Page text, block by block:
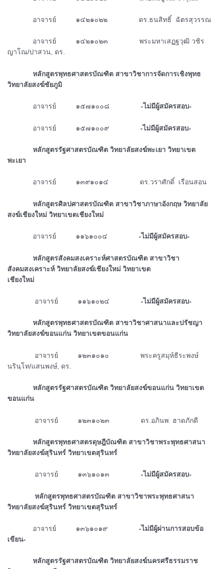
ᅠᅠᅠᅠอาจารย์ ๑๔๒๑๐๒๒ ดร.ธนสิทธิ์ ฉัตรสุวรรณ
ᅠᅠᅠᅠอาจารย์ ๑๔๒๑๐๒๓ พระมหาเสฏฐวุฒิ วชิร
ญาโณ/ปาสวน, ดร.
ᅠᅠᅠᅠหลักสูตรพุทธศาสตรบัณฑิต สาขาวิชาการจัดการเชิงพุทธ
วิทยาลัยสงฆ์ชัยภูมิ
ᅠᅠᅠᅠอาจารย์ ๑๕๗๑๐๐๘ -ไม่มีผู้สมัครสอบ-
ᅠᅠᅠᅠอาจารย์ ๑๕๗๑๐๐๙ -ไม่มีผู้สมัครสอบ-
ᅠᅠᅠᅠหลักสูตรรัฐศาสตรบัณฑิต วิทยาลัยสงฆ์พะเยา วิทยาเขต
พะเยา
ᅠᅠᅠᅠอาจารย์ ๑๓๙๑๐๑๔ ดร.วราศักดิ์ เรือนสอน
ᅠᅠᅠᅠหลักสูตรศิลปศาสตรบัณฑิต สาขาวิชาภาษาอังกฤษ วิทยาลัย
สงฆ์เชียงใหม่ วิทยาเขตเชียงใหม่
ᅠᅠᅠᅠอาจารย์ ๑๑๖๑๐๐๔ -ไม่มีผู้สมัครสอบ-
ᅠᅠᅠᅠหลักสูตรสังคมสงเคราะห์ศาสตรบัณฑิต สาขาวิชา
สังคมสงเคราะห์ วิทยาลัยสงฆ์เชียงใหม่ วิทยาเขต
เชียงใหม่
อาจารย์ ๑๑๖๑๐๒๔ -ไม่มีผู้สมัครสอบ-
ᅠᅠᅠᅠหลักสูตรพุทธศาสตรบัณฑิต สาขาวิชาศาสนาและปรัชญา
วิทยาลัยสงฆ์ขอนแก่น วิทยาเขตขอนแก่น
อาจารย์ ๑๒๓๑๐๑๐ พระครูสมุห์ธีระพงษ์
นรินฺโท/แสนพงษ์, ดร.
ᅠᅠᅠᅠหลักสูตรรัฐศาสตรบัณฑิต วิทยาลัยสงฆ์ขอนแก่น วิทยาเขต
ขอนแก่น
อาจารย์ ๑๒๓๑๐๒๓ ดร.อภินพ ฮาดภักดี
ᅠᅠᅠᅠหลักสูตรพุทธศาสตรดุษฎีบัณฑิต สาขาวิชาพระพุทธศาสนา
วิทยาลัยสงฆ์สุรินทร์ วิทยาเขตสุรินทร์
อาจารย์ ๑๓๖๑๐๑๓ -ไม่มีผู้สมัครสอบ-
ᅠᅠᅠᅠ หลักสูตรพุทธศาสตรบัณฑิต สาขาวิชาพระพุทธศาสนา
วิทยาลัยสงฆ์สุรินทร์ วิทยาเขตสุรินทร์
ᅠᅠᅠᅠอาจารย์ ๑๓๖๑๐๑๙ -ไม่มีผู้ผ่านการสอบข้อ
เขียน-
ᅠᅠᅠᅠหลักสูตรรัฐศาสตรบัณฑิต วิทยาลัยสงฆ์นครศรีธรรมราช